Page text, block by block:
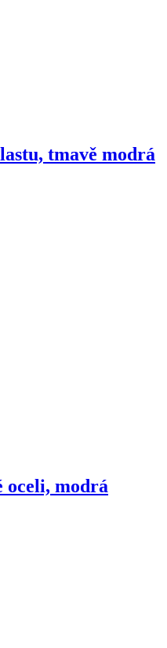
tmavě modrá
oceli, modrá